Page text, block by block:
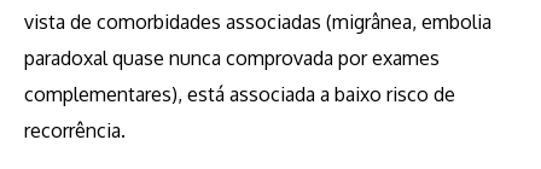
vista de comorbidades associadas (migrânea, embolia
paradoxal quase nunca comprovada por exames
complementares), está associada a baixo risco de
recorrência.